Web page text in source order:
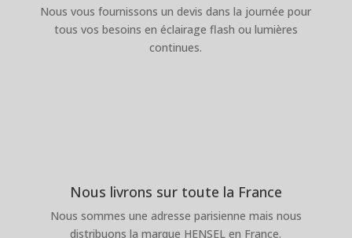
Nous vous fournissons un devis dans la journée pour
tous vos besoins en éclairage flash ou lumières
continues.
Nous livrons sur toute la France
Nous sommes une adresse parisienne mais nous
distribuons la marque HENSEL en France.